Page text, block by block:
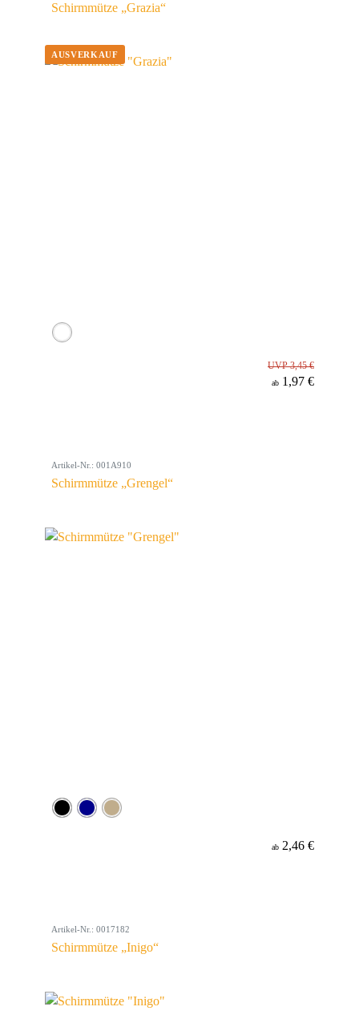
Schirmmütze „Grazia“
UVP 3,45 €
ab 1,97 €
Artikel-Nr.: 001A910
Schirmmütze „Grengel“
ab 2,46 €
Artikel-Nr.: 0017182
Schirmmütze „Inigo“